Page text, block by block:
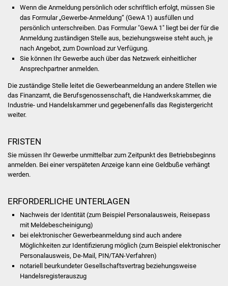
Stadtwerke
Suenergie
NETZMonitor
Gesundheit und Notfall
Ärzte und Apotheken
Hitzewarnung / UV-
Index
Bürgerbus (MOBS)
Abfall und Entsorgung
Kultur & Freizeit
Wenn die Anmeldung persönlich oder schriftlich erfolgt, müssen Sie
das Formular „Gewerbe-Anmeldung“ (GewA 1) ausfüllen und
persönlich unterschreiben. Das Formular "GewA 1" liegt bei der für die
Anmeldung zuständigen Stelle aus, beziehungsweise steht auch, je
nach Angebot, zum Download zur Verfügung.
Sie können Ihr Gewerbe auch über das Netzwerk einheitlicher
Ansprechpartner anmelden.
Die zuständige Stelle leitet die Gewerbeanmeldung an andere Stellen wie
das Finanzamt, die Berufsgenossenschaft, die Handwerkskammer, die
Industrie- und Handelskammer und gegebenenfalls das Registergericht
weiter.
FRISTEN
Sie müssen Ihr Gewerbe unmittelbar zum Zeitpunkt des Betriebsbeginns
anmelden. Bei einer verspäteten Anzeige kann eine Geldbuße verhängt
werden.
ERFORDERLICHE UNTERLAGEN
Nachweis der Identität (zum Beispiel Personalausweis, Reisepass
mit Meldebescheinigung)
bei elektronischer Gewerbeanmeldung sind auch andere
Möglichkeiten zur Identifizierung möglich (zum Beispiel elektronischer
Personalausweis, De-Mail, PIN/TAN-Verfahren)
notariell beurkundeter Gesellschaftsvertrag beziehungsweise
Handelsregisterauszug